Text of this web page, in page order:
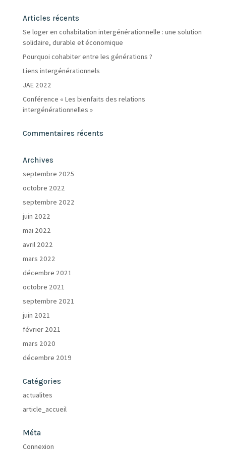
Articles récents
Se loger en cohabitation intergénérationnelle : une solution
solidaire, durable et économique
Pourquoi cohabiter entre les générations ?
Liens intergénérationnels
JAE 2022
Conférence « Les bienfaits des relations
intergénérationnelles »
Commentaires récents
Archives
septembre 2025
octobre 2022
septembre 2022
juin 2022
mai 2022
avril 2022
mars 2022
décembre 2021
octobre 2021
septembre 2021
juin 2021
février 2021
mars 2020
décembre 2019
Catégories
actualites
article_accueil
Méta
Connexion